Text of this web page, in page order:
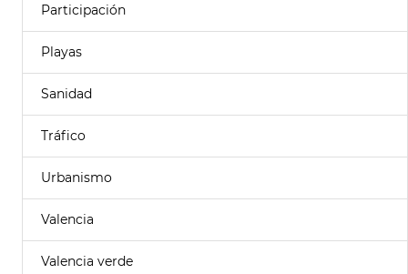
Participación
Playas
Sanidad
Tráfico
Urbanismo
Valencia
Valencia verde